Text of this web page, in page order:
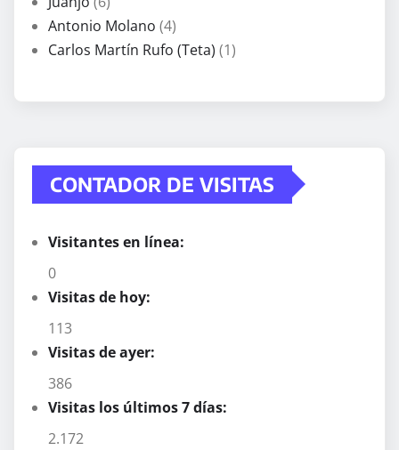
Antonio Molano (4)
Carlos Martín Rufo (Teta) (1)
CONTADOR DE VISITAS
Visitantes en línea:
0
Visitas de hoy:
113
Visitas de ayer:
386
Visitas los últimos 7 días:
2.172